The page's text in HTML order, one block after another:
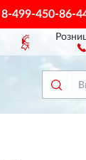
8-499-450-86-